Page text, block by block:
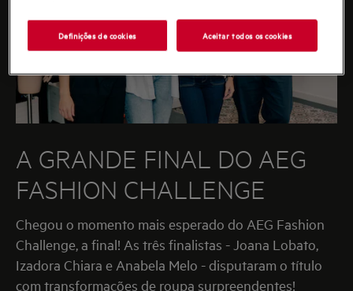
A GRANDE FINAL DO AEG
FASHION CHALLENGE
Chegou o momento mais esperado do AEG Fashion
Challenge, a final! As três finalistas - Joana Lobato,
Izadora Chiara e Anabela Melo - disputaram o título
com transformações de roupa surpreendentes!
Definições de cookies Aceitar todos os cookies